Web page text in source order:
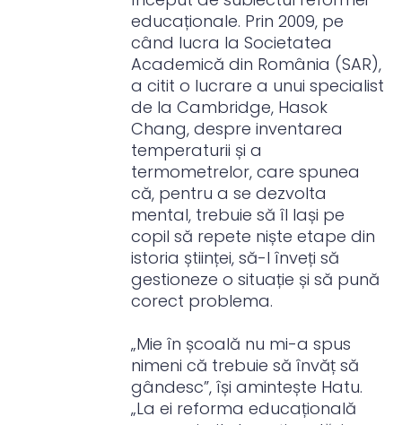
educaționale. Prin 2009, pe
când lucra la Societatea
Academică din România (SAR),
a citit o lucrare a unui specialist
de la Cambridge, Hasok
Chang, despre inventarea
temperaturii și a
termometrelor, care spunea
că, pentru a se dezvolta
mental, trebuie să îl lași pe
copil să repete niște etape din
istoria științei, să-l înveți să
gestioneze o situație și să pună
corect problema.
„Mie în școală nu mi-a spus
nimeni că trebuie să învăț să
gândesc”, își amintește Hatu.
„La ei reforma educațională